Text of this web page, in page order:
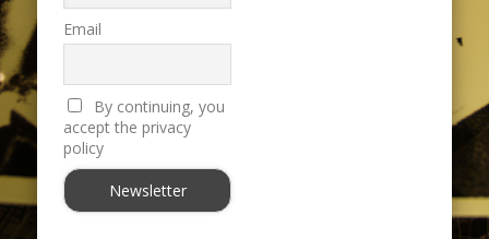
Email
By continuing, you
accept the privacy
policy